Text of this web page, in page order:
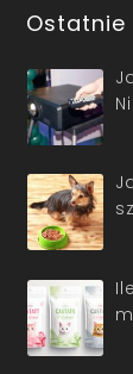
Ostatnie